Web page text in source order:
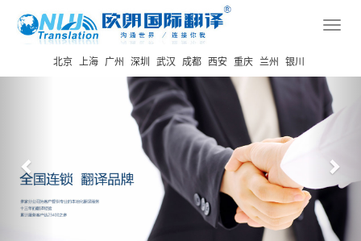
北京
上海 广州 深圳 武汉 成都 西安 重庆 兰州 银川